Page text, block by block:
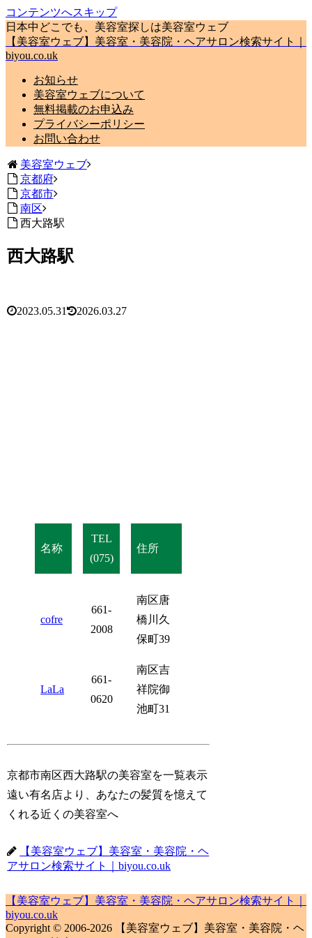
コンテンツへスキップ
日本中どこでも、美容室探しは美容室ウェブ
【美容室ウェブ】美容室・美容院・ヘアサロン検索サイト｜
biyou.co.uk
お知らせ
美容室ウェブについて
無料掲載のお申込み
プライバシーポリシー
お問い合わせ
美容室ウェブ
京都府
京都市
南区
西大路駅
西大路駅
2023.05.31 2026.03.27
名称
TEL
(075)
住所
cofre
661-
2008
南区唐
橋川久
保町39
LaLa
661-
0620
南区吉
祥院御
池町31
京都市南区西大路駅の美容室を一覧表示
遠い有名店より、あなたの髪質を憶えて
くれる近くの美容室へ
【美容室ウェブ】美容室・美容院・ヘ
アサロン検索サイト｜biyou.co.uk
【美容室ウェブ】美容室・美容院・ヘアサロン検索サイト｜
biyou.co.uk
Copyright © 2006-2026 【美容室ウェブ】美容室・美容院・ヘ